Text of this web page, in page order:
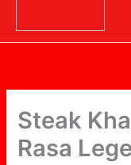
Steak
Rasa